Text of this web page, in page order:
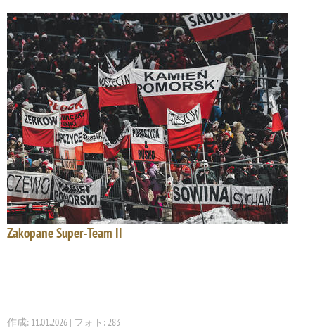
Zakopane Super-Team II
作成: 11.01.2026 | フォト: 283